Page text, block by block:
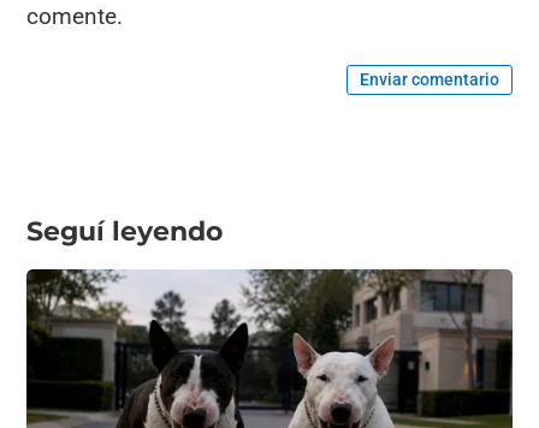
comente.
Enviar comentario
Seguí leyendo